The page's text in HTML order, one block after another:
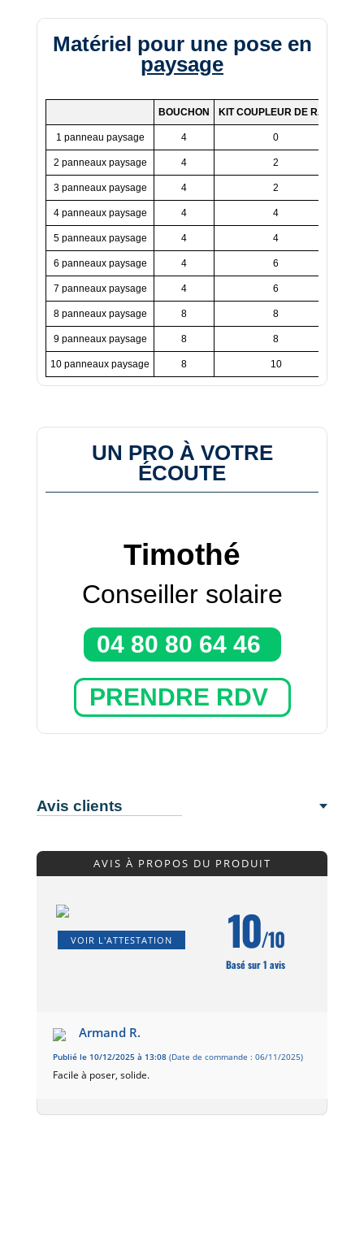
Matériel pour une pose en
paysage
BOUCHON KIT COUPLEUR DE RAIL
1 panneau paysage 4 0
2 panneaux paysage 4 2
3 panneaux paysage 4 2
4 panneaux paysage 4 4
5 panneaux paysage 4 4
6 panneaux paysage 4 6
7 panneaux paysage 4 6
8 panneaux paysage 8 8
9 panneaux paysage 8 8
10 panneaux paysage 8 10
UN PRO À VOTRE
ÉCOUTE
Timothé
Conseiller solaire
04 80 80 64 46
PRENDRE RDV
Avis clients
AVIS À PROPOS DU PRODUIT
VOIR L'ATTESTATION 10/10
Basé sur 1 avis
Armand R.
Publié le 10/12/2025 à 13:08 (Date de commande : 06/11/2025)
Facile à poser, solide.